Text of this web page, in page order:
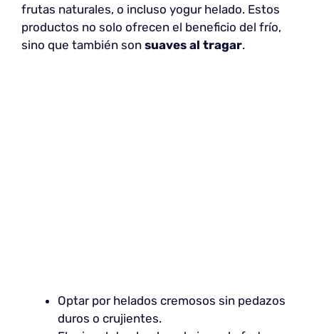
frutas naturales, o incluso yogur helado. Estos
productos no solo ofrecen el beneficio del frío,
sino que también son suaves al tragar.
Optar por helados cremosos sin pedazos
duros o crujientes.